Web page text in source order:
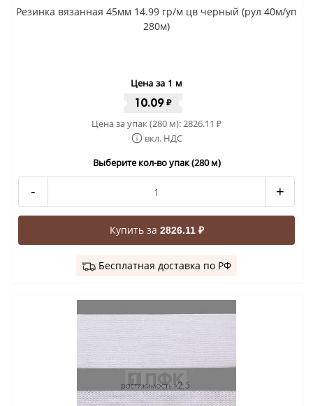
Резинка вязанная 45мм 14.99 гр/м цв черный (рул 40м/уп
280м)
Цена за 1 м
10.09₽
Цена за упак (280 м):2826.11 ₽
вкл. НДС
Выберите кол-во упак (280 м)
- +
Купить за 2826.11 ₽
Бесплатная доставка по РФ